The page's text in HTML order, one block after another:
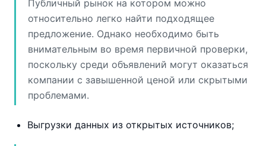
Публичный рынок на котором можно
относительно легко найти подходящее
предложение. Однако необходимо быть
внимательным во время первичной проверки,
поскольку среди объявлений могут оказаться
компании с завышенной ценой или скрытыми
проблемами.
Выгрузки данных из открытых источников;